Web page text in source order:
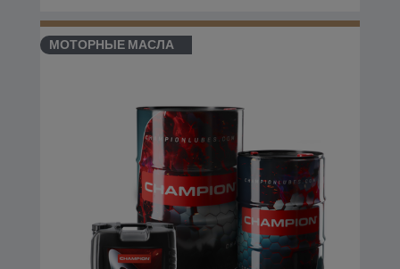
МОТОРНЫЕ МАСЛА